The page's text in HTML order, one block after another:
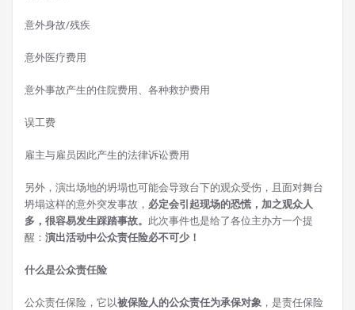
意外身故/残疾
意外医疗费用
意外事故产生的住院费用、各种救护费用
误工费
雇主与雇员因此产生的法律诉讼费用
另外，演出场地的坍塌也可能会导致台下的观众受伤，且面对舞台
坍塌这样的意外突发事故， 必定会引起现场的恐慌，加之观众人
多，很容易发生踩踏事故。 此次事件也是给了各位主办方一个提
醒： 演出活动中公众责任险必不可少！
什么是公众责任险
公众责任保险，它以被保险人的公众责任为承保对象 ，是责任保险